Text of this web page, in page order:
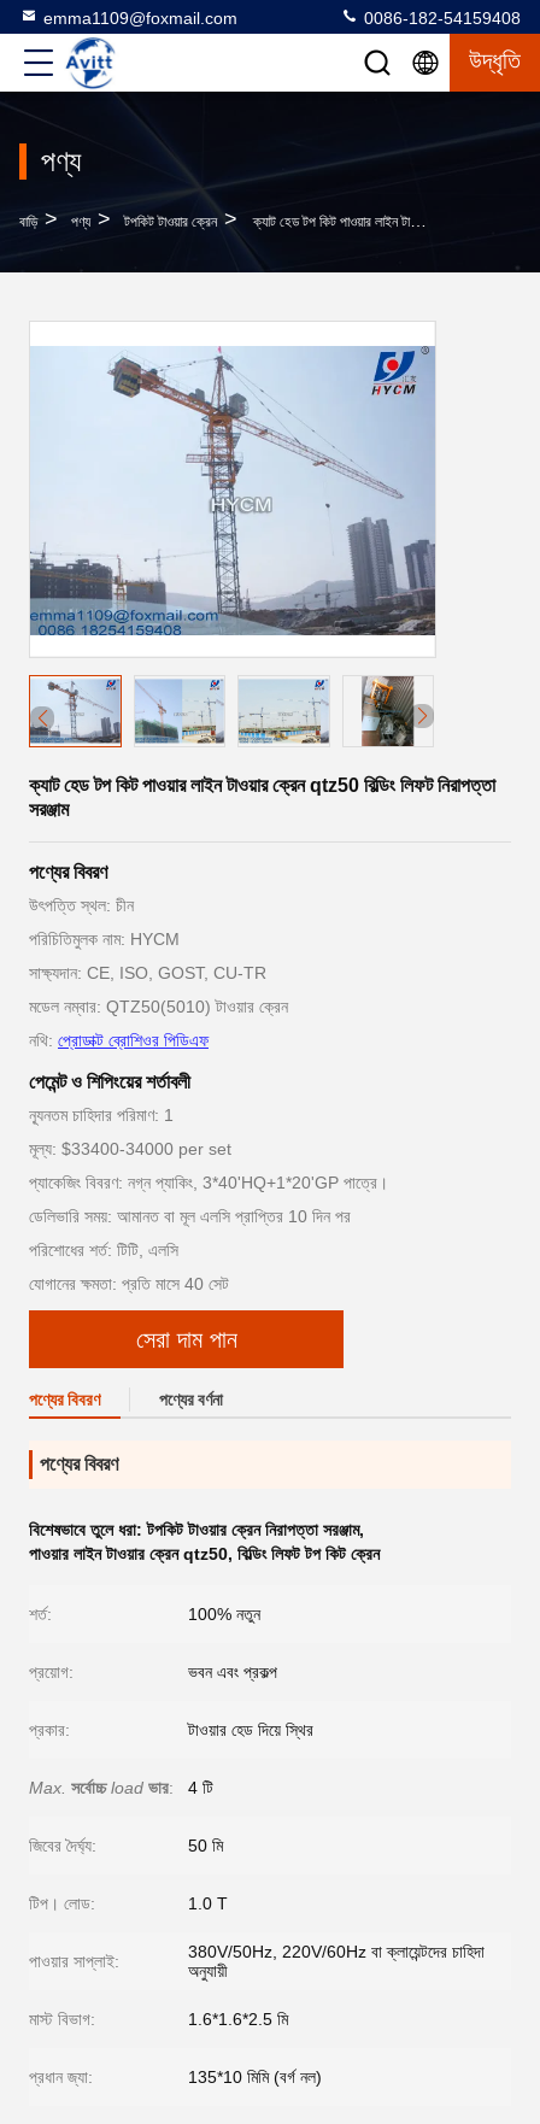
emma1109@foxmail.com 0086-182-54159408
উদ্ধৃতি
পণ্য
বাড়ি > পণ্য > টপকিট টাওয়ার ক্রেন > ক্যাট হেড টপ কিট পাওয়ার লাইন টাওয়ার ক্রেন Qtz50 বিল্ডিং লিফট নিরাপত্তা সরঞ্জাম
ক্যাট হেড টপ কিট পাওয়ার লাইন টাওয়ার ক্রেন qtz50 বিল্ডিং লিফট নিরাপত্তা
সরঞ্জাম
পণ্যের বিবরণ
উৎপত্তি স্থল: চীন
পরিচিতিমুলক নাম: HYCM
সাক্ষ্যদান: CE, ISO, GOST, CU-TR
মডেল নম্বার: QTZ50(5010) টাওয়ার ক্রেন
নথি: প্রোডাক্ট ব্রোশিওর পিডিএফ
পেমেন্ট ও শিপিংয়ের শর্তাবলী
ন্যূনতম চাহিদার পরিমাণ: 1
মূল্য: $33400-34000 per set
প্যাকেজিং বিবরণ: নগ্ন প্যাকিং, 3*40'HQ+1*20'GP পাত্রে।
ডেলিভারি সময়: আমানত বা মূল এলসি প্রাপ্তির 10 দিন পর
পরিশোধের শর্ত: টিটি, এলসি
যোগানের ক্ষমতা: প্রতি মাসে 40 সেট
সেরা দাম পান
পণ্যের বিবরণ পণ্যের বর্ণনা
পণ্যের বিবরণ
বিশেষভাবে তুলে ধরা:টপকিট টাওয়ার ক্রেন নিরাপত্তা সরঞ্জাম,
পাওয়ার লাইন টাওয়ার ক্রেন qtz50, বিল্ডিং লিফট টপ কিট ক্রেন
শর্ত: 100% নতুন
প্রয়োগ: ভবন এবং প্রকল্প
প্রকার: টাওয়ার হেড দিয়ে স্থির
Max. সর্বোচ্চ load ভার: 4 টি
জিবের দৈর্ঘ্য: 50 মি
টিপ। লোড: 1.0 T
পাওয়ার সাপ্লাই:
380V/50Hz, 220V/60Hz বা ক্লায়েন্টদের চাহিদা
অনুযায়ী
মাস্ট বিভাগ: 1.6*1.6*2.5 মি
প্রধান জ্যা: 135*10 মিমি (বর্গ নল)